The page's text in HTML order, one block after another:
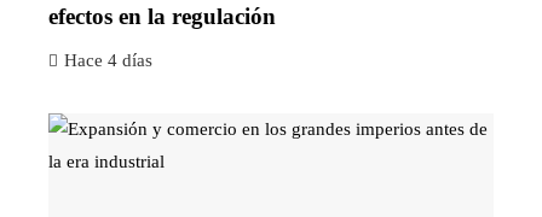
efectos en la regulación
Hace 4 días